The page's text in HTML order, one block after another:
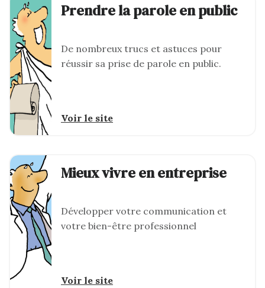
Prendre la parole en public
De nombreux trucs et astuces pour
réussir sa prise de parole en public.
Voir le site
Mieux vivre en entreprise
Développer votre communication et
votre bien-être professionnel
Voir le site